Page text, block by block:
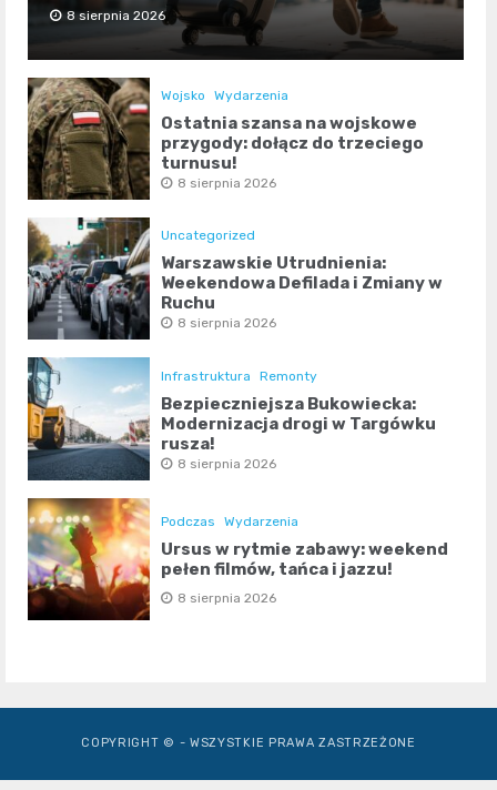
8 sierpnia 2026
Wojsko Wydarzenia
Ostatnia szansa na wojskowe
przygody: dołącz do trzeciego
turnusu!
8 sierpnia 2026
Uncategorized
Warszawskie Utrudnienia:
Weekendowa Defilada i Zmiany w
Ruchu
8 sierpnia 2026
Infrastruktura Remonty
Bezpieczniejsza Bukowiecka:
Modernizacja drogi w Targówku
rusza!
8 sierpnia 2026
Podczas Wydarzenia
Ursus w rytmie zabawy: weekend
pełen filmów, tańca i jazzu!
8 sierpnia 2026
COPYRIGHT © - WSZYSTKIE PRAWA ZASTRZEŻONE